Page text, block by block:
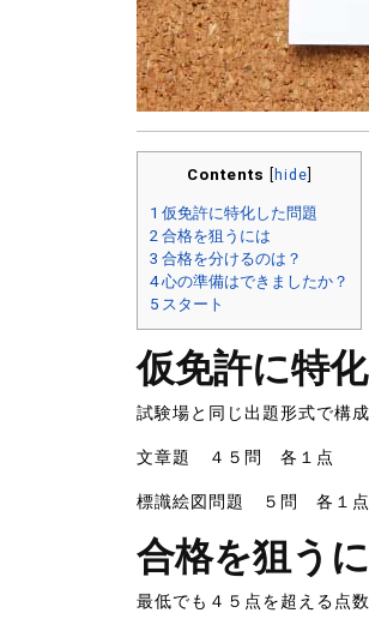
Contents [hide]
1 仮免許に特化した問題
2合格を狙うには
3 合格を分けるのは？
4心の準備はできましたか？
5 スタート
仮免許に特
試験場と同じ出題形式で構
文章題 ４５問 各１点
標識絵図問題 ５問 各１点
合格を狙う
最低でも４５点を超える点